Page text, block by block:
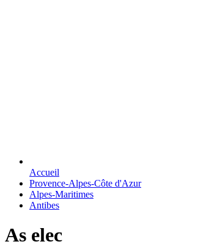
Accueil
Provence-Alpes-Côte d'Azur
Alpes-Maritimes
Antibes
As elec